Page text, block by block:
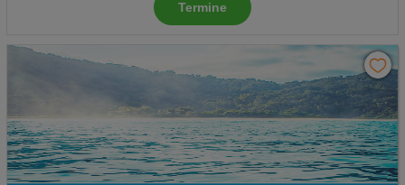
Termine